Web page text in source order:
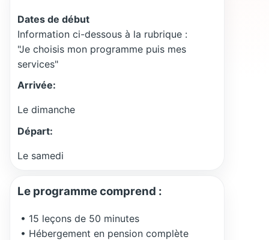
Dates de début
Information ci-dessous à la rubrique :
"Je choisis mon programme puis mes
services"
Arrivée:
Le dimanche
Départ:
Le samedi
Le programme comprend :
• 15 leçons de 50 minutes
• Hébergement en pension complète